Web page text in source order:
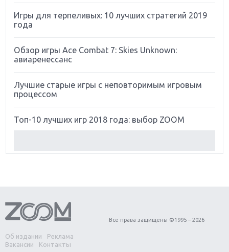
Игры для терпеливых: 10 лучших стратегий 2019
года
Обзор игры Ace Combat 7: Skies Unknown:
авиаренессанс
Лучшие старые игры с неповторимым игровым
процессом
Топ-10 лучших игр 2018 года: выбор ZOOM
Обзор игры Forza Horizon 4: вершина эволюции
Две важных новинки для консолей: Spider-Man и
Divinity Original Sin 2
Об издании
Реклама
Вакансии
Контакты
Все права защищены ©1995 – 2026